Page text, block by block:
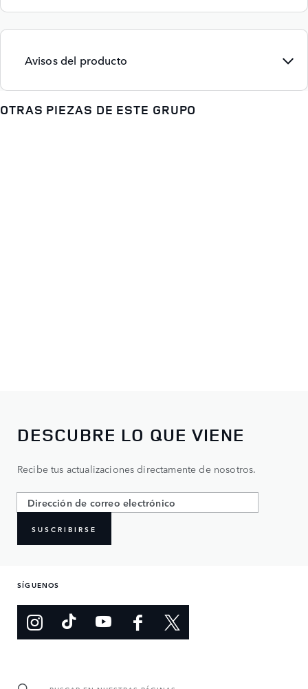
Avisos del producto
OTRAS PIEZAS DE ESTE GRUPO
DESCUBRE LO QUE VIENE
Recibe tus actualizaciones directamente de nosotros.
SUSCRIBIRSE
SÍGUENOS